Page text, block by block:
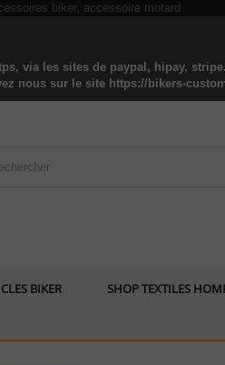
via les sites de paypal, hipay,
nous sur le site https://bikers-
BIKER SHOP TEXTILES